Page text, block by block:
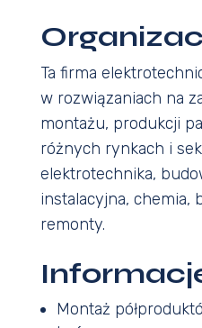
Ta firma
w rozwiązaniach na
montażu, produkcji
różnych rynkach i
elektrotechnika,
instalacyjna, chemia,
remonty.
Montaż